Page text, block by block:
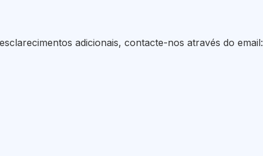
adicionais, contacte-nos através do email: